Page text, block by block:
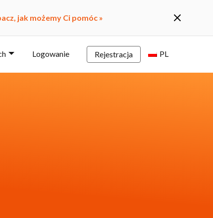
jak możemy Ci pomóc »
Logowanie Rejestracja PL